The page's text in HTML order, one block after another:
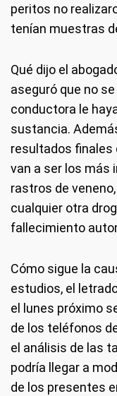
peritos no
tenían muestras
Qué dijo el
aseguró que no
conductora le
sustancia.
resultados finales
van a ser los más
rastros de
cualquier otra
fallecimiento
Cómo sigue la
estudios, el
el lunes próximo
de los teléfonos
el análisis de las
podría llegar a
de los presentes